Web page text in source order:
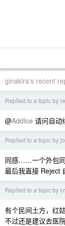
ginakira's recent
Replied to a topic by
@AddIce 请问自动
Replied to a topic by
同感……一个外包同
最后我直接 Reject
Replied to a topic by
有个民间土方，红
不过还是建议去医